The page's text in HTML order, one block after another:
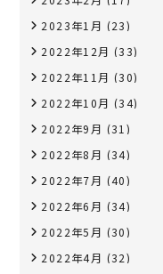
2023年1月 (23)
2022年12月 (33)
2022年11月 (30)
2022年10月 (34)
2022年9月 (31)
2022年8月 (34)
2022年7月 (40)
2022年6月 (34)
2022年5月 (30)
2022年4月 (32)